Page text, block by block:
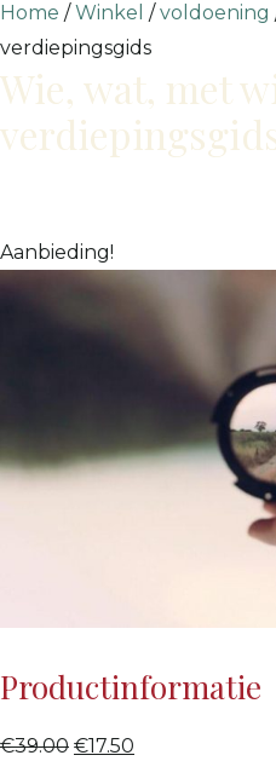
Home /Winkel /voldoening
verdiepingsgids
Wie, wat, met
Aanbieding!
Productinformatie
€39.00 €17.50